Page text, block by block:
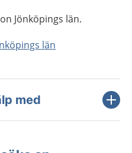
Jönköpings län.
län
med